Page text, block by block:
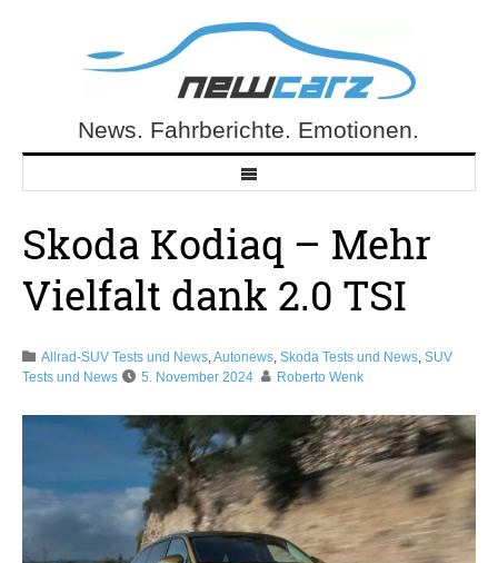
NewCarz.deNews. Fahrberichte. Emotionen.
Skoda Kodiaq – Mehr
Vielfalt dank 2.0 TSI
Allrad-SUV Tests und News,Autonews, Skoda Tests und News, SUV
Tests und News
5. November 2024 Roberto Wenk